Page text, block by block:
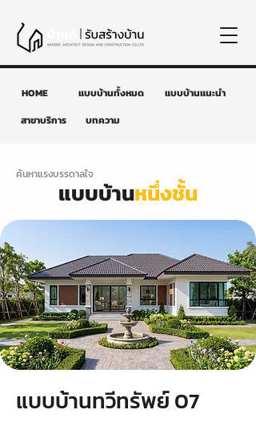
HOME แบบบ้านทั้งหมด
แบบบ้านแนะนำ
สาขาบริการ
บทความ
ค้นหาแรงบรรดาลใจ
แบบบ้านหนึ่งชั้น
แบบบ้านทวีทรัพย์ 07